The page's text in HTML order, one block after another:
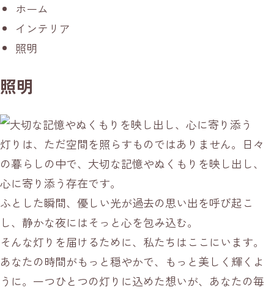
ホーム
インテリア
照明
照明
灯りは、ただ空間を照らすものではありません。日々
の暮らしの中で、大切な記憶やぬくもりを映し出し、
心に寄り添う存在です。
ふとした瞬間、優しい光が過去の思い出を呼び起こ
し、静かな夜にはそっと心を包み込む。
そんな灯りを届けるために、私たちはここにいます。
あなたの時間がもっと穏やかで、もっと美しく輝くよ
うに。一つひとつの灯りに込めた想いが、あなたの毎